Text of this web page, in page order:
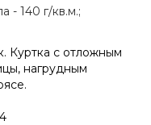
- 140 г/кв.м.;
Куртка с отложным
нагрудным